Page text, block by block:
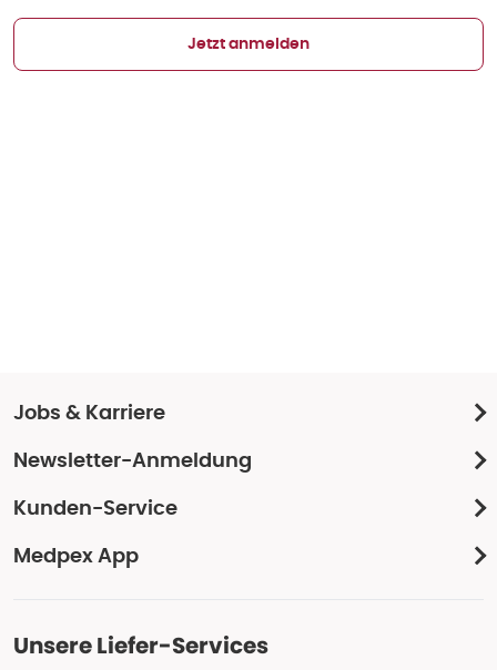
Jetzt anmelden
Jobs & Karriere
Newsletter-Anmeldung
Kunden-Service
Medpex App
Unsere Liefer-Services